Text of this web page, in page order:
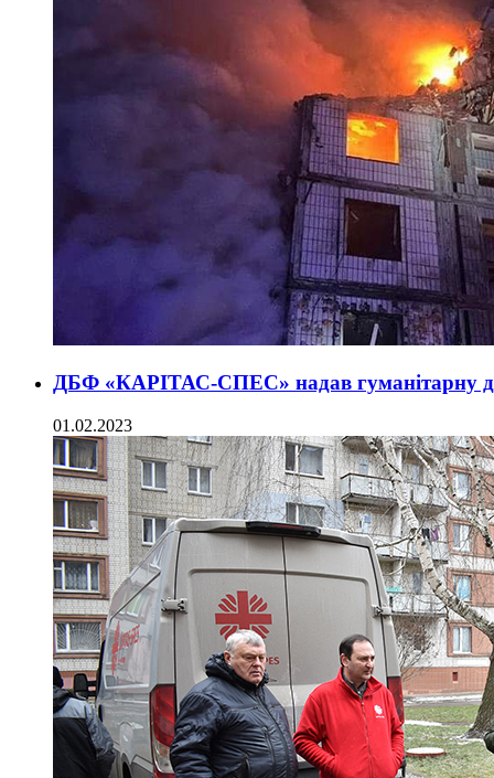
ДБФ «КАРІТАС-СПЕС» надав гуманітарну
01.02.2023